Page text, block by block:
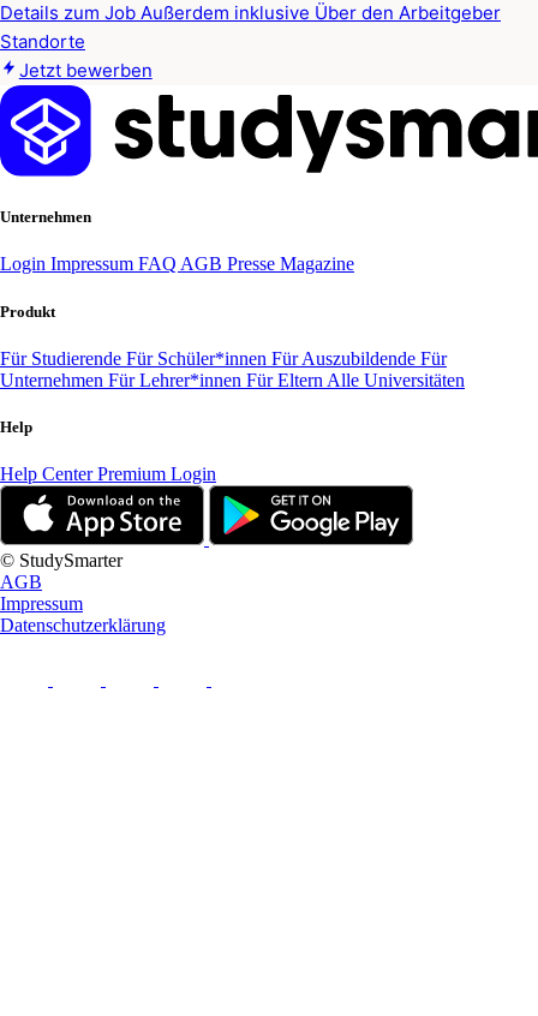
Details zum Job Außerdem inklusive Über den Arbeitgeber
Standorte
Jetzt bewerben
Unternehmen
Login Impressum FAQ AGB Presse Magazine
Produkt
Für Studierende Für Schüler*innen Für Auszubildende Für
Unternehmen Für Lehrer*innen Für Eltern Alle Universitäten
Help
Help CenterPremium Login
© StudySmarter
AGB
Impressum
Datenschutzerklärung